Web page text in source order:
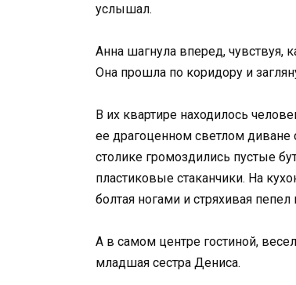
услышал.
Анна шагнула вперед, чувствуя,
Она прошла по коридору и
В их квартире находилось
ее драгоценном светлом
столике громоздились пустые
пластиковые стаканчики. На
болтая ногами и стряхивая
А в самом центре гостиной,
младшая сестра Дениса.